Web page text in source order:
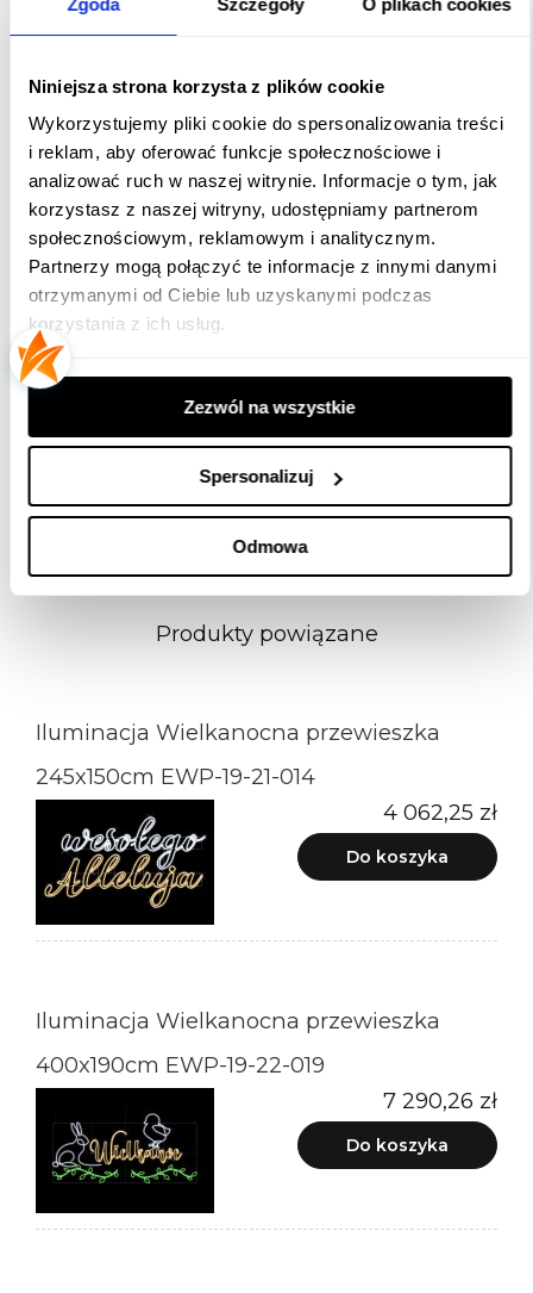
Niniejsza strona korzysta z plików cookie
Wykorzystujemy pliki cookie do spersonalizowania treści
i reklam, aby oferować funkcje społecznościowe i
analizować ruch w naszej witrynie. Informacje o tym, jak
korzystasz z naszej witryny, udostępniamy partnerom
społecznościowym, reklamowym i analitycznym.
Partnerzy mogą połączyć te informacje z innymi danymi
otrzymanymi od Ciebie lub uzyskanymi podczas
korzystania z ich usług.
Zezwól na wszystkie
Spersonalizuj
Odmowa
Bestsellery
Girlanda ogrodowa 50 metrów, 230V
gwint E27, IP44
905,00 zł
Do koszyka
Produkty powiązane
Iluminacja Wielkanocna przewieszka
245x150cm EWP-19-21-014
4 062,25 zł
Do koszyka
Iluminacja Wielkanocna przewieszka
400x190cm EWP-19-22-019
7 290,26 zł
Do koszyka